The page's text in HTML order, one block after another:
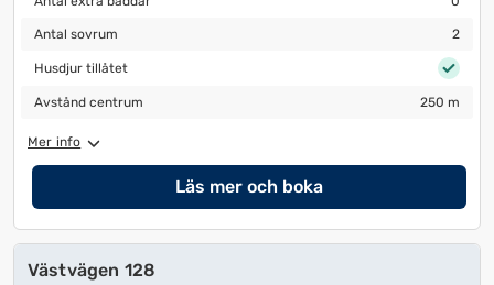
Antal sovrum
Antal sovrum 2
Husdjur tillåtet
Husdjur tillåtet
Avstånd centrum
Avstånd centrum 250 m
Mer info
Läs mer och boka
Västvägen 128